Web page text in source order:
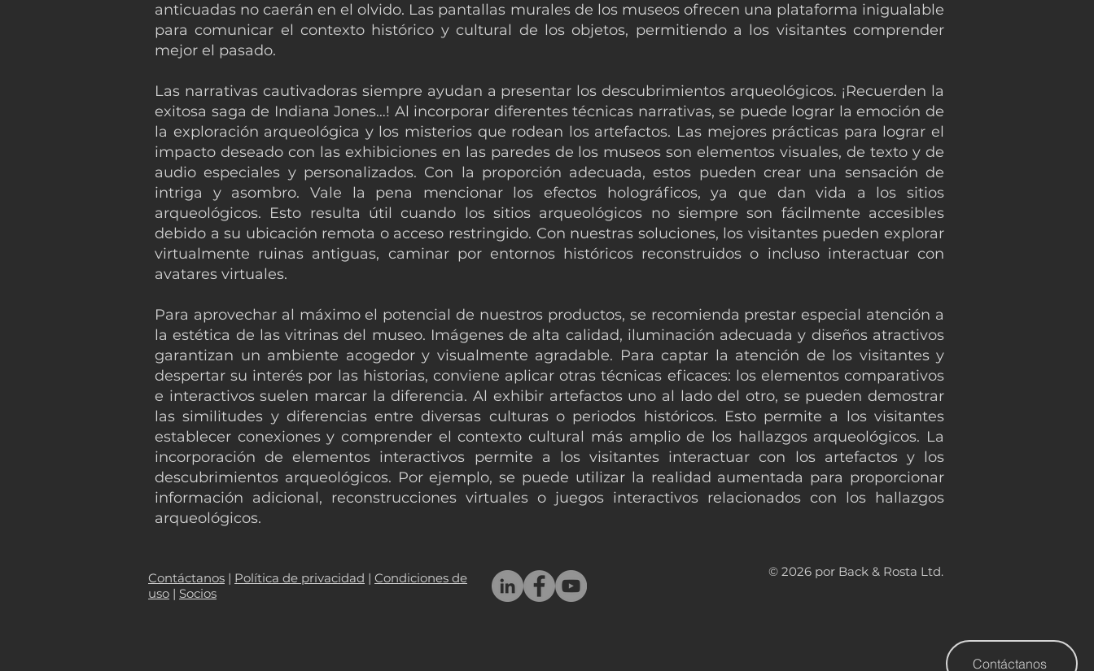
anticuadas no caerán en el olvido. Las pantallas murales de los museos ofrecen una plataforma inigualable
para comunicar el contexto histórico y cultural de los objetos, permitiendo a los visitantes comprender
mejor el pasado.
Las narrativas cautivadoras siempre ayudan a presentar los descubrimientos arqueológicos. ¡Recuerden la
exitosa saga de Indiana Jones…! Al incorporar diferentes técnicas narrativas, se puede lograr la emoción de
la exploración arqueológica y los misterios que rodean los artefactos. Las mejores prácticas para lograr el
impacto deseado con las exhibiciones en las paredes de los museos son elementos visuales, de texto y de
audio especiales y personalizados. Con la proporción adecuada, estos pueden crear una sensación de
intriga y asombro. Vale la pena mencionar los efectos holográficos, ya que dan vida a los sitios
arqueológicos. Esto resulta útil cuando los sitios arqueológicos no siempre son fácilmente accesibles
debido a su ubicación remota o acceso restringido. Con nuestras soluciones, los visitantes pueden explorar
virtualmente ruinas antiguas, caminar por entornos históricos reconstruidos o incluso interactuar con
avatares virtuales.
Para aprovechar al máximo el potencial de nuestros productos, se recomienda prestar especial atención a
la estética de las vitrinas del museo. Imágenes de alta calidad, iluminación adecuada y diseños atractivos
garantizan un ambiente acogedor y visualmente agradable. Para captar la atención de los visitantes y
despertar su interés por las historias, conviene aplicar otras técnicas eficaces: los elementos comparativos
e interactivos suelen marcar la diferencia. Al exhibir artefactos uno al lado del otro, se pueden demostrar
las similitudes y diferencias entre diversas culturas o periodos históricos. Esto permite a los visitantes
establecer conexiones y comprender el contexto cultural más amplio de los hallazgos arqueológicos. La
incorporación de elementos interactivos permite a los visitantes interactuar con los artefactos y los
descubrimientos arqueológicos. Por ejemplo, se puede utilizar la realidad aumentada para proporcionar
información adicional, reconstrucciones virtuales o juegos interactivos relacionados con los hallazgos
arqueológicos.
Contáctanos
Contáctanos | Política de privacidad | Condiciones de
uso | Socios
© 2026 por Back & Rosta Ltd.